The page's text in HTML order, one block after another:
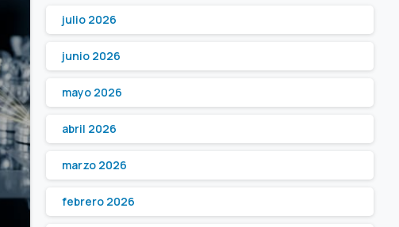
julio 2026
junio 2026
mayo 2026
abril 2026
marzo 2026
febrero 2026